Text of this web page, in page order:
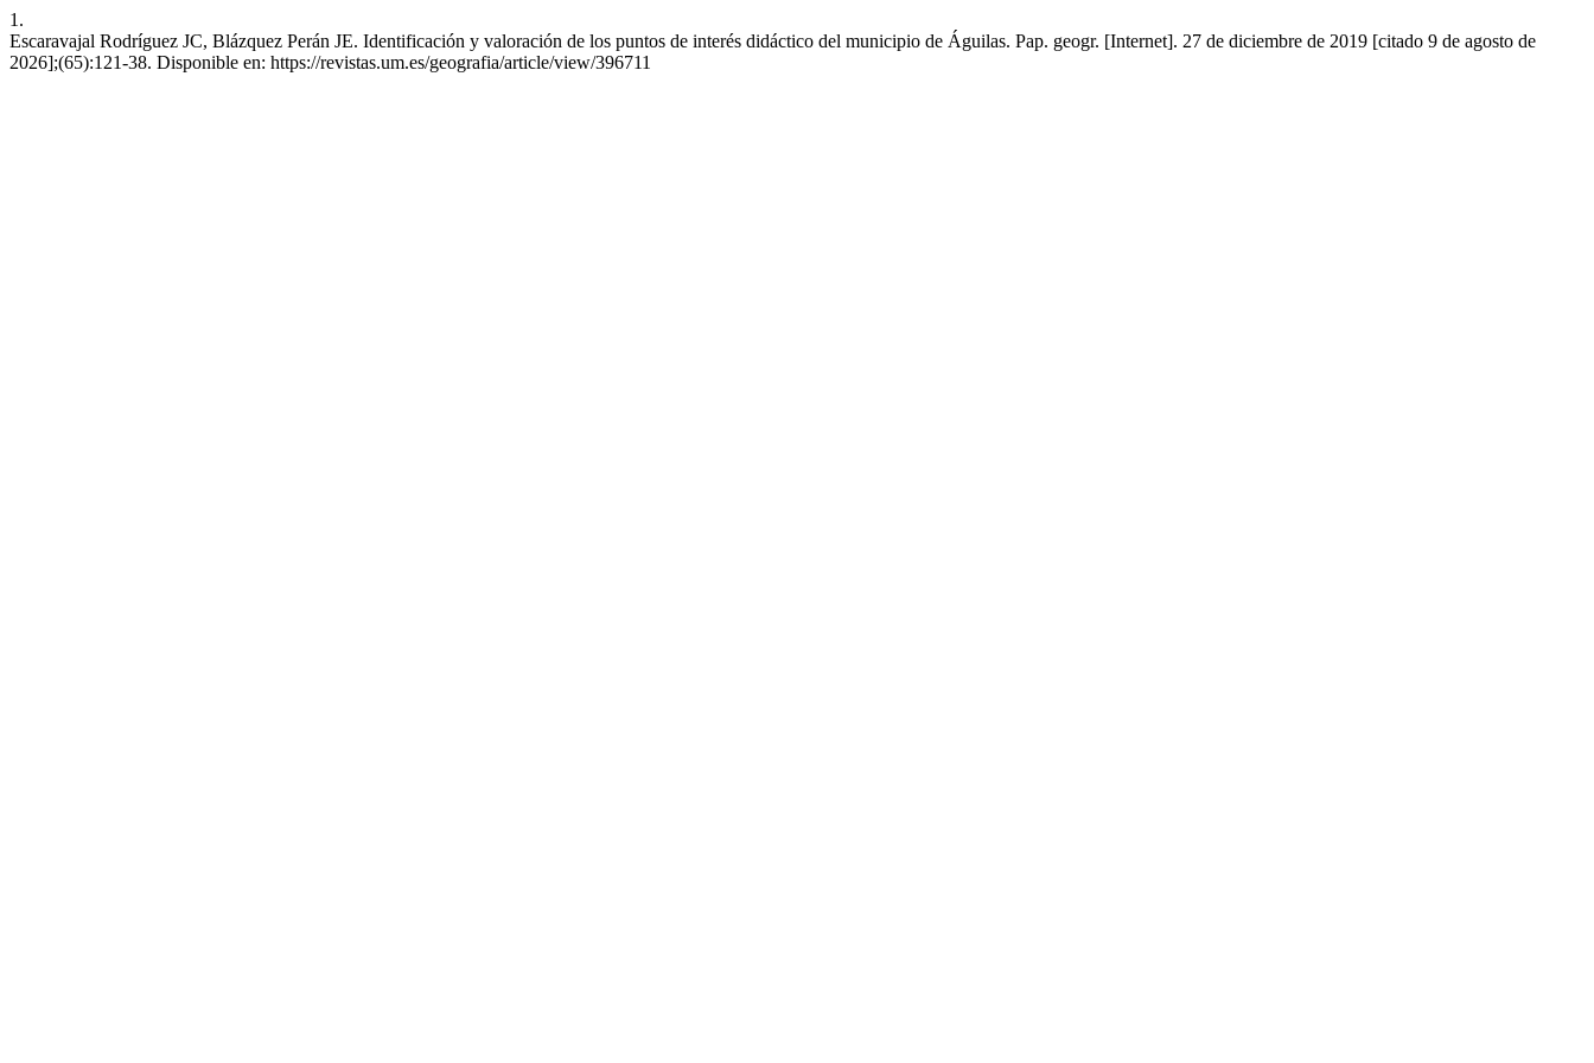
1.
Escaravajal Rodríguez JC, Blázquez Perán JE. Identificación y valoración de los puntos de interés didáctico del municipio de Águilas. Pap. geogr. [Internet]. 27 de diciembre de 2019 [citado 9 de agosto de
2026];(65):121-38. Disponible en: https://revistas.um.es/geografia/article/view/396711